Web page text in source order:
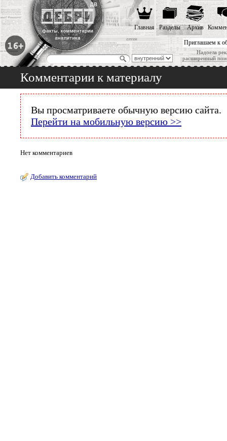
Приглашаем к
Надоела
расширенный
Главная Разделы Архив
Комментарии к материалу
Вы просматриваете обычную версию сайта.
Перейти на мобильную версию >>
Нет комментариев
Добавить комментарий